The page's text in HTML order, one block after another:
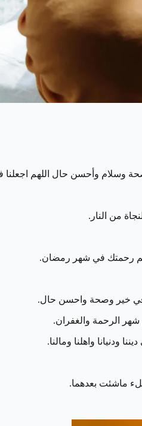
وسلام وأحسن حال اللهم اجعلنا
من النار.
رحمتك في شهر رمضان.
في خير وصحة واحسن حال.
شهر الرحمة والغفران.
ودنيانا واهلنا ومالنا.
ماشئت بعدهما.